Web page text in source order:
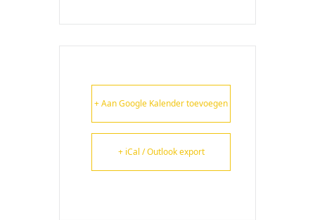
+ Aan Google Kalender toevoegen
+ iCal / Outlook export